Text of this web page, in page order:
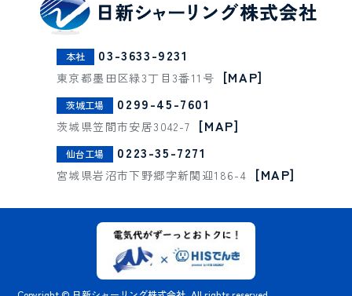
本社 03-3633-9231
東京都墨田区緑3丁目3番11号 [MAP]
茨城工場 0299-45-7601
茨城県笠間市安居3042-7 [MAP]
仙台工場 0223-35-7271
宮城県岩沼市下野郷字新関迎186-4 [MAP]